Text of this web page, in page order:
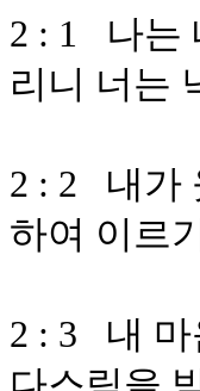
2 : 1 나는
리니 너는
2 : 2 내가
하여 이르
2 : 3 내 마